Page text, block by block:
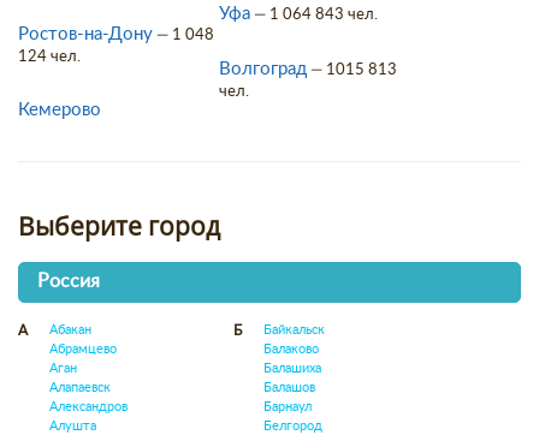
Ростов-на-Дону — 1 048
124 чел.
Кемерово
Уфа — 1 064 843 чел.
Волгоград — 1015 813
чел.
Выберите город
Россия
А
Абакан
Абрамцево
Аган
Алапаевск
Александров
Алушта
Б
Байкальск
Балаково
Балашиха
Балашов
Барнаул
Белгород